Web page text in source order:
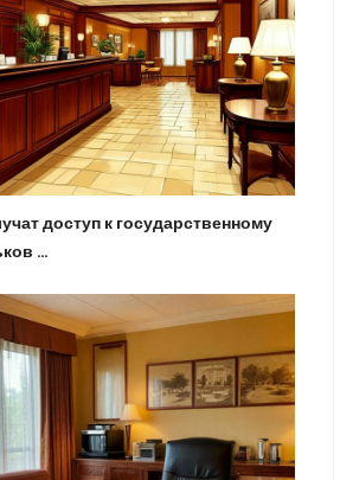
доступ к государственному
…